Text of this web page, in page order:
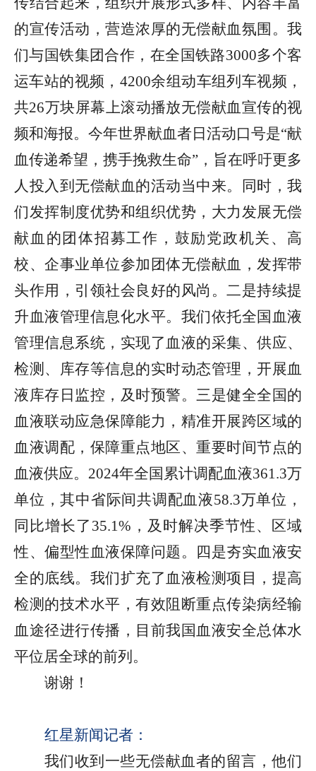
的宣传活动，营造浓厚的无偿献血氛围。我
们与国铁集团合作，在全国铁路3000多个客
运车站的视频，4200余组动车组列车视频，
共26万块屏幕上滚动播放无偿献血宣传的视
频和海报。今年世界献血者日活动口号是“献
血传递希望，携手挽救生命”，旨在呼吁更多
人投入到无偿献血的活动当中来。同时，我
们发挥制度优势和组织优势，大力发展无偿
献血的团体招募工作，鼓励党政机关、高
校、企事业单位参加团体无偿献血，发挥带
头作用，引领社会良好的风尚。二是持续提
升血液管理信息化水平。我们依托全国血液
管理信息系统，实现了血液的采集、供应、
检测、库存等信息的实时动态管理，开展血
液库存日监控，及时预警。三是健全全国的
血液联动应急保障能力，精准开展跨区域的
血液调配，保障重点地区、重要时间节点的
血液供应。2024年全国累计调配血液361.3万
单位，其中省际间共调配血液58.3万单位，
同比增长了35.1%，及时解决季节性、区域
性、偏型性血液保障问题。四是夯实血液安
全的底线。我们扩充了血液检测项目，提高
检测的技术水平，有效阻断重点传染病经输
血途径进行传播，目前我国血液安全总体水
平位居全球的前列。
谢谢！
红星新闻记者：
我们收到一些无偿献血者的留言，他们